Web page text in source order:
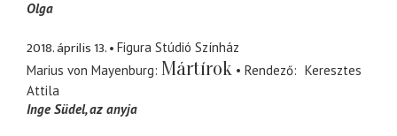
Olga
2018. április 13.
Figura Stúdió Színház
Marius von Mayenburg Mártírok Rendező
Keresztes
Attila
Inge Südel az anyja